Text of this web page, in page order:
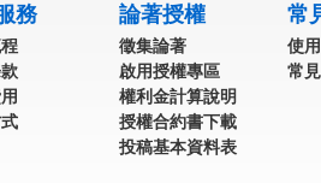
務 論著授權
徵集論著
啟用授權專區
權利金計算說明
授權合約書下載
投稿基本資料表
常
使
常